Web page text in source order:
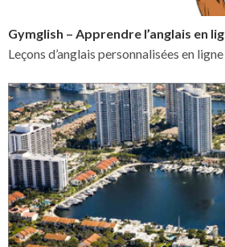
Gymglish – Apprendre l’anglais en
Leçons d’anglais personnalisées en ligne